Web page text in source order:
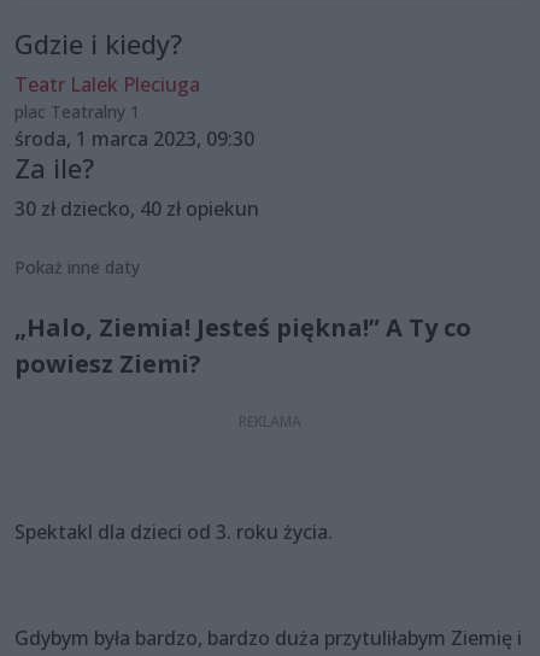
Gdzie i kiedy?
Teatr Lalek Pleciuga
plac Teatralny 1
środa, 1 marca 2023, 09:30
Za ile?
30 zł dziecko, 40 zł opiekun
Pokaż inne daty
„Halo, Ziemia! Jesteś piękna!” A Ty co
powiesz Ziemi?
Spektakl dla dzieci od 3. roku życia.
Gdybym była bardzo, bardzo duża przytuliłabym Ziemię i